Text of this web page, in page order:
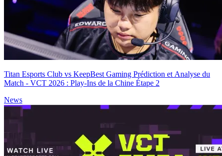
Titan Esports Club vs KeepBest Gaming Prédiction et Analyse du
Match - VCT 2026 : Play-Ins de la Chine Étape 2
News